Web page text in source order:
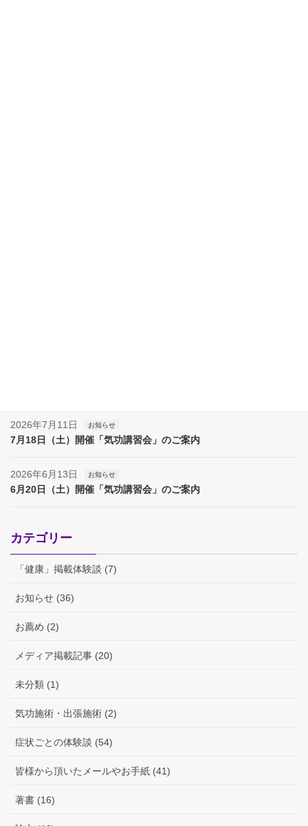
2026年7月11日 お知らせ
7月18日（土）開催「気功講習会」のご案内
2026年6月13日 お知らせ
6月20日（土）開催「気功講習会」のご案内
カテゴリー
「健康」掲載体験談 (7)
お知らせ (36)
お薦め (2)
メディア掲載記事 (20)
未分類 (1)
気功施術・出張施術 (2)
症状ごとの体験談 (54)
皆様から頂いたメールやお手紙 (41)
著書 (16)